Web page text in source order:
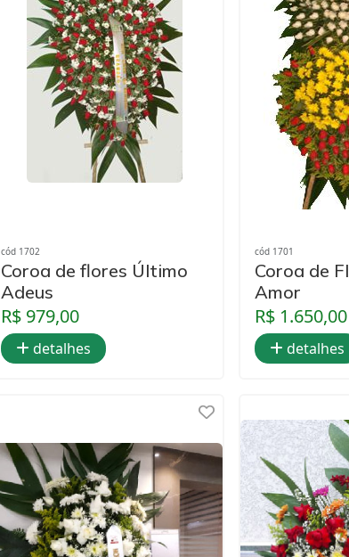
cód 1702
Coroa de flores Último
Adeus
R$ 979,00
detalhes
cód 1701
Coroa de
Amor
R$ 1.650,00
detalhes